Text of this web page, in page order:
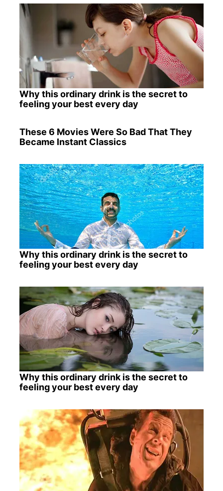
Why this ordinary drink is the secret to
feeling your best every day
These 6 Movies Were So Bad That They
Became Instant Classics
Why this ordinary drink is the secret to
feeling your best every day
Why this ordinary drink is the secret to
feeling your best every day